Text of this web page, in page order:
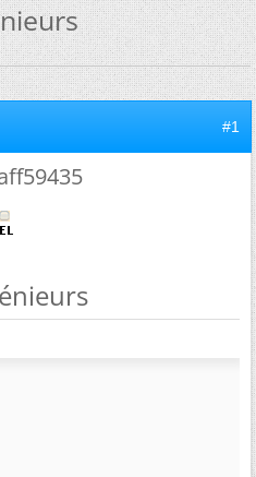
#1